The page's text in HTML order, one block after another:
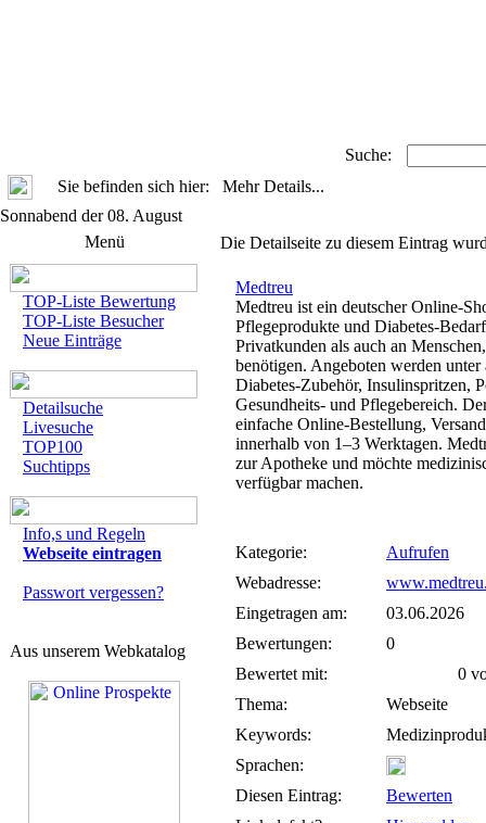
Suche:
Sie befinden sich hier: Mehr Details...
Sonnabend der 08. August
Menü
TOP-Liste Bewertung
TOP-Liste Besucher
Neue Einträge
Detailsuche
Livesuche
TOP100
Suchtipps
Info,s und Regeln
Webseite eintragen
Passwort vergessen?
Aus unserem Webkatalog
Die Detailseite zu diesem Eintrag
Medtreu
Medtreu ist ein deutscher Online-
Pflegeprodukte und Diabetes-
Privatkunden als auch an
benötigen. Angeboten werden
Diabetes-Zubehör, Insulinspritzen,
Gesundheits- und Pflegebereich.
einfache Online-Bestellung,
innerhalb von 1–3 Werktagen.
zur Apotheke und möchte
verfügbar machen.
Kategorie:
Aufrufen
Webadresse:
Eingetragen am:
03.06.2026
Bewertungen:
0
Bewertet mit:
0
Thema:
Webseite
Keywords:
Sprachen:
Diesen Eintrag:
Bewerten